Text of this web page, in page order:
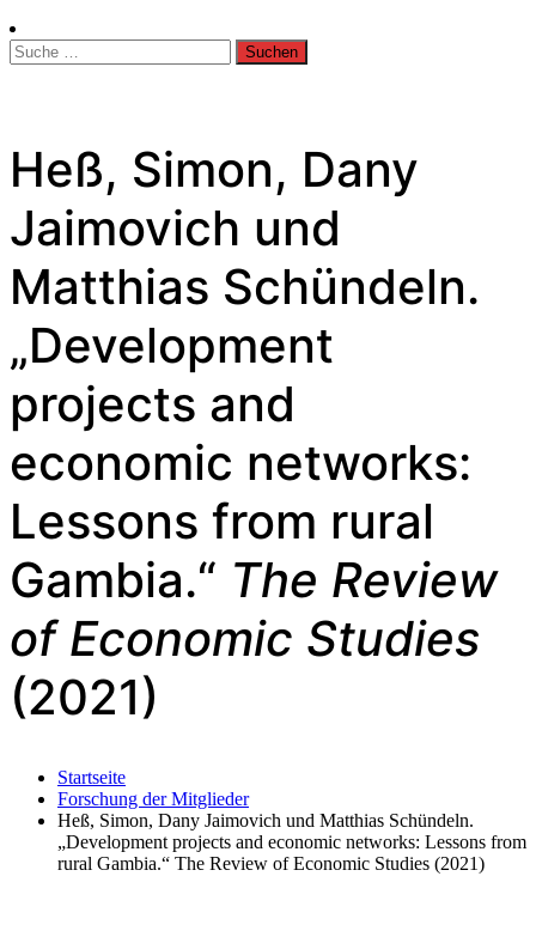
Suche
nach:
Heß, Simon, Dany
Jaimovich und
Matthias Schündeln.
„Development
projects and
economic networks:
Lessons from rural
Gambia.“ The Review
of Economic Studies
(2021)
Startseite
Forschung der Mitglieder
Heß, Simon, Dany Jaimovich und Matthias Schündeln.
„Development projects and economic networks: Lessons from
rural Gambia.“ The Review of Economic Studies (2021)